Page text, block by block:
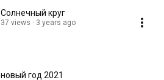
Солнечный круг
37 views 3 years ago
новый год 2021